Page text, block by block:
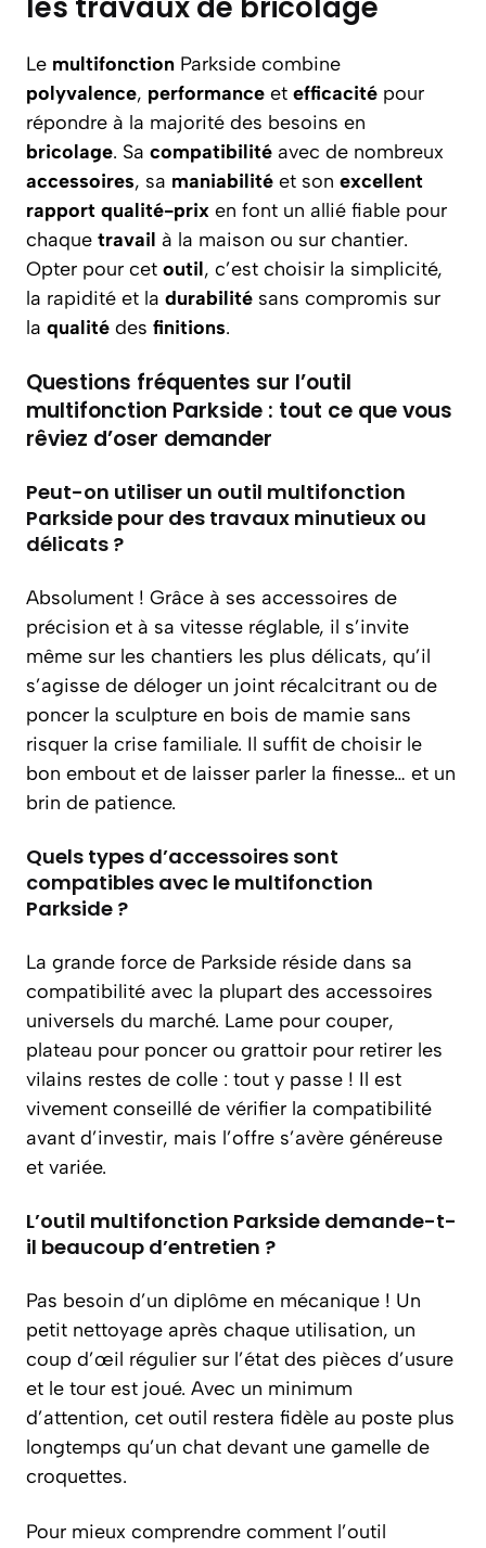
Le multifonction Parkside combine
polyvalence, performance et efficacité pour
répondre à la majorité des besoins en
bricolage. Sa compatibilité avec de nombreux
accessoires, sa maniabilité et son excellent
rapport qualité-prix en font un allié fiable pour
chaque travail à la maison ou sur chantier.
Opter pour cet outil, c’est choisir la simplicité,
la rapidité et la durabilité sans compromis sur
la qualité des finitions.
Questions fréquentes sur l’outil
multifonction Parkside : tout ce que vous
rêviez d’oser demander
Peut-on utiliser un outil multifonction
Parkside pour des travaux minutieux ou
délicats ?
Absolument ! Grâce à ses accessoires de
précision et à sa vitesse réglable, il s’invite
même sur les chantiers les plus délicats, qu’il
s’agisse de déloger un joint récalcitrant ou de
poncer la sculpture en bois de mamie sans
risquer la crise familiale. Il suffit de choisir le
bon embout et de laisser parler la finesse… et un
brin de patience.
Quels types d’accessoires sont
compatibles avec le multifonction
Parkside ?
La grande force de Parkside réside dans sa
compatibilité avec la plupart des accessoires
universels du marché. Lame pour couper,
plateau pour poncer ou grattoir pour retirer les
vilains restes de colle : tout y passe ! Il est
vivement conseillé de vérifier la compatibilité
avant d’investir, mais l’offre s’avère généreuse
et variée.
L’outil multifonction Parkside demande-t-
il beaucoup d’entretien ?
Pas besoin d’un diplôme en mécanique ! Un
petit nettoyage après chaque utilisation, un
coup d’œil régulier sur l’état des pièces d’usure
et le tour est joué. Avec un minimum
d’attention, cet outil restera fidèle au poste plus
longtemps qu’un chat devant une gamelle de
croquettes.
Pour mieux comprendre comment l’outil